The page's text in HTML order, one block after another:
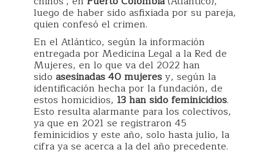
luego de haber sido asfixiada por su pareja,
quien confesó el crimen.
En el Atlántico, según la información
entregada por Medicina Legal a la Red de
Mujeres, en lo que va del 2022 han
sido asesinadas 40 mujeresy, según la
identificación hecha por la fundación, de
estos homicidios, 13 han sido feminicidios.
Esto resulta alarmante para los colectivos,
ya que en 2021 se registraron 45
feminicidios y este año, solo hasta julio, la
cifra ya se acerca a la del año precedente.